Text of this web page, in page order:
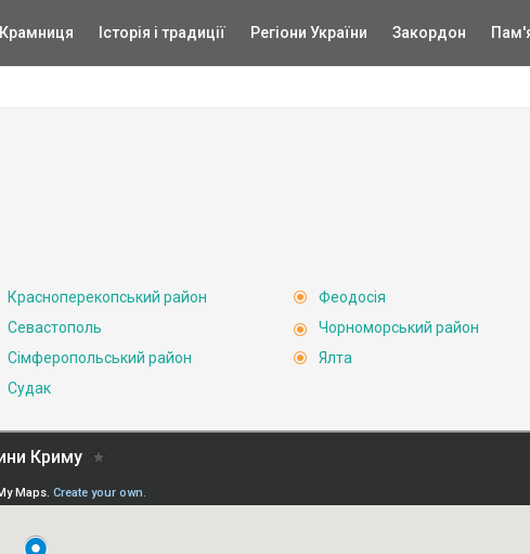
Крамниця Історія і традиції Регіони України Закордон
Красноперекопський район
Севастополь
Сімферопольський район
Судак
Феодосія
Чорноморський район
Ялта